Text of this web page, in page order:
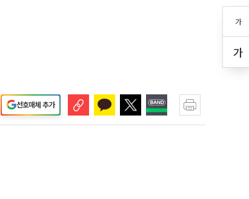
가
가
선호매체 추가